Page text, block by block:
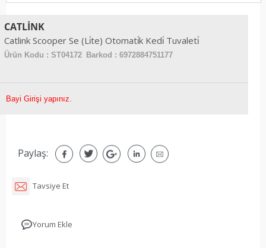
CATLINK
Catlink Scooper Se (Li̇te) Otomati̇k Kedi̇ Tuvaleti̇
Ürün Kodu : ST04172 Barkod : 6972884751177
Bayi Girişi yapınız.
Paylaş:
Tavsiye Et
Yorum Ekle